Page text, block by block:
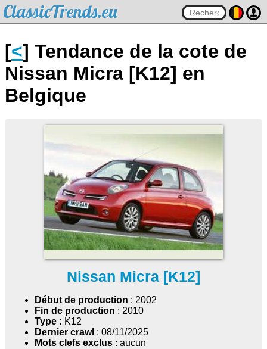
ClassicTrends.eu
[<] Tendance de la cote de
Nissan Micra [K12] en
Belgique
Nissan Micra [K12]
Début de production : 2002
Fin de production : 2010
Type : K12
Dernier crawl : 08/11/2025
Mots clefs exclus : aucun